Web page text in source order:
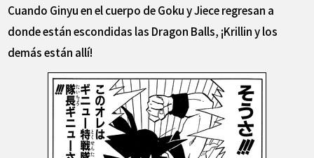
Cuando Ginyu en el cuerpo de Goku y Jiece regresan a
donde están escondidas las Dragon Balls, ¡Krillin y los
demás están allí!